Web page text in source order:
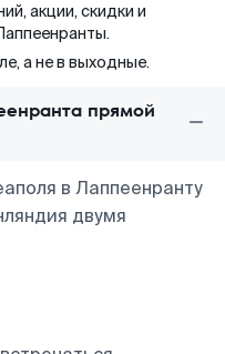
акции, скидки и
а не в выходные.
прямой
в Лаппеенранту
двумя